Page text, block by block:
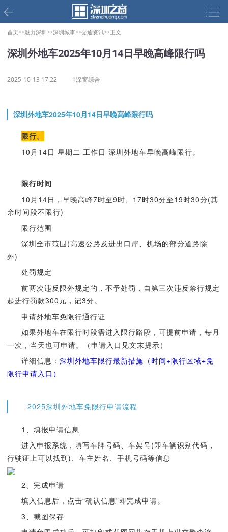
首页>>魅力深圳>>深圳城事>>交通资讯>>正文
深圳外地车2025年10月14日早晚高峰限行吗
2025-10-13 17:22 1深窗综合
深圳外地车2025年10月14日早晚高峰限行吗
限行。
10月14日 星期二 工作日 深圳外地车早晚高峰限行。
限行时间
10月14日，早晚高峰7时至9时、17时30分至19时30分(其
余时间段不限行)
限行范围
深圳全市范围(高速公路及进出口岸、机场的部分道路除
外)
处罚规定
前两次违反限外规定的，不予处罚，自第三次违反禁行规定
起进行罚款300元，记3分。
申请外地车免限行通行证
如果外地车在限行时段需进入限行路段，可提前申请，每月
一次，当天也可申请。（申请入口见文末提示）
详细信息： 深圳外地车限行最新措施（时间+限行区域+免
限行申请入口）
2025深圳外地车免限行申请流程
1、填报申请信息
进入申报系统，填写车牌号码、车架号(即车辆识别代码，
行驶证上可以找到)、车主姓名、手机号码等信息
2、完成申请
填入信息后，点击“确认信息”即完成申请。
3、截图保存